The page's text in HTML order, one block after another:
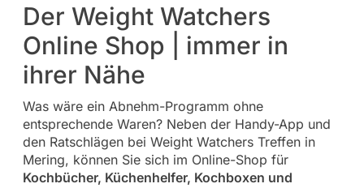
Der Weight Watchers
Online Shop | immer in
ihrer Nähe
Was wäre ein Abnehm-Programm ohne
entsprechende Waren? Neben der Handy-App und
den Ratschlägen bei Weight Watchers Treffen in
Mering, können Sie sich im Online-Shop für
Kochbücher, Küchenhelfer, Kochboxen und